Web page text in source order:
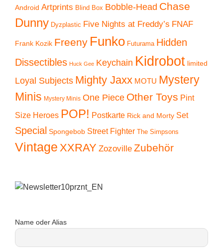
Android Artprints Blind Box Bobble-Head Chase
Dunny Dyzplastic Five Nights at Freddy’s FNAF
Frank Kozik Freeny Funko Futurama Hidden
Dissectibles Huck Gee Keychain Kidrobot limited
Loyal Subjects Mighty Jaxx MOTU Mystery
Minis Mystery Minis One Piece Other Toys Pint
Size Heroes POP! Postkarte Rick and Morty Set
Special Spongebob Street Fighter The Simpsons
Vintage XXRAY Zozoville Zubehör
Name oder Alias